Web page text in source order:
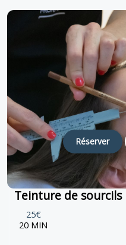
Réserver
Teinture de sourcils
25€
20 MIN